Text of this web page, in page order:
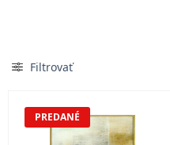
Filtrovať
PREDANÉ